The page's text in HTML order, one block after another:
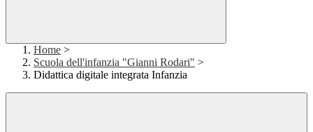
Home >
Scuola dell'infanzia "Gianni Rodari" >
Didattica digitale integrata Infanzia